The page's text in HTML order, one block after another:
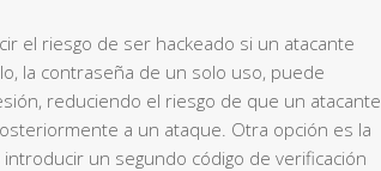
el riesgo de ser hackeado si un atacante
la contraseña de un solo uso, puede
reduciendo el riesgo de que un atacante
a un ataque. Otra opción es la
un segundo código de verificación